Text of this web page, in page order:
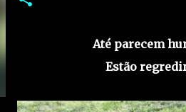
Até parecem
Estão